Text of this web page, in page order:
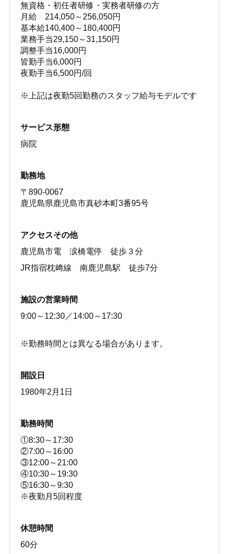
無資格・初任者研修・実務者研修の方
月給 214,050～256,050円
基本給140,400～180,400円
業務手当29,150～31,150円
調整手当16,000円
皆勤手当6,000円
夜勤手当6,500円/回
※上記は夜勤5回勤務のスタッフ給与モデルです
サービス形態
病院
勤務地
〒890-0067
鹿児島県鹿児島市真砂本町3番95号
アクセスその他
鹿児島市電 涙橋電停 徒歩３分
JR指宿枕﨑線 南鹿児島駅 徒歩7分
施設の営業時間
9:00～12:30／14:00～17:30
※勤務時間とは異なる場合があります。
開設日
1980年2月1日
勤務時間
①8:30～17:30
②7:00～16:00
③12:00～21:00
④10:30～19:30
⑤16:30～9:30
※夜勤月5回程度
休憩時間
60分